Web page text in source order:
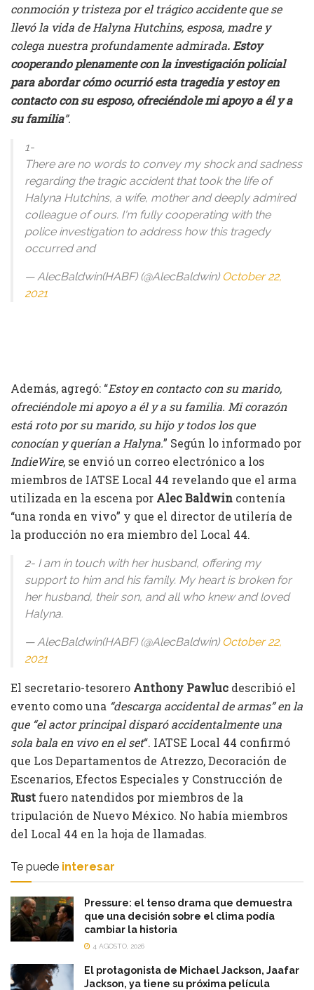
conmoción y tristeza por el trágico accidente que se
llevó la vida de Halyna Hutchins, esposa, madre y
colega nuestra profundamente admirada. Estoy
cooperando plenamente con la investigación policial
para abordar cómo ocurrió esta tragedia y estoy en
contacto con su esposo, ofreciéndole mi apoyo a él y a
su familia”.
1-
There are no words to convey my shock and sadness
regarding the tragic accident that took the life of
Halyna Hutchins, a wife, mother and deeply admired
colleague of ours. I'm fully cooperating with the
police investigation to address how this tragedy
occurred and
— AlecBaldwin(HABF) (@AlecBaldwin) October 22,
2021
Además, agregó: “Estoy en contacto con su marido,
ofreciéndole mi apoyo a él y a su familia. Mi corazón
está roto por su marido, su hijo y todos los que
conocían y querían a Halyna.” Según lo informado por
IndieWire, se envió un correo electrónico a los
miembros de IATSE Local 44 revelando que el arma
utilizada en la escena por Alec Baldwin contenía
“una ronda en vivo” y que el director de utilería de
la producción no era miembro del Local 44.
2- I am in touch with her husband, offering my
support to him and his family. My heart is broken for
her husband, their son, and all who knew and loved
Halyna.
— AlecBaldwin(HABF) (@AlecBaldwin) October 22,
2021
El secretario-tesorero Anthony Pawluc describió el
evento como una “descarga accidental de armas” en la
que “el actor principal disparó accidentalmente una
sola bala en vivo en el set“. IATSE Local 44 confirmó
que Los Departamentos de Atrezzo, Decoración de
Escenarios, Efectos Especiales y Construcción de
Rust fuero natendidos por miembros de la
tripulación de Nuevo México. No había miembros
del Local 44 en la hoja de llamadas.
Te puede interesar
Pressure: el tenso drama que demuestra
que una decisión sobre el clima podía
cambiar la historia
4 AGOSTO, 2026
El protagonista de Michael Jackson, Jaafar
Jackson, ya tiene su próxima película